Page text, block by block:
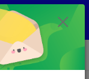
! Každý šperk vzniká
prodá, už ho znovu
0 Kč